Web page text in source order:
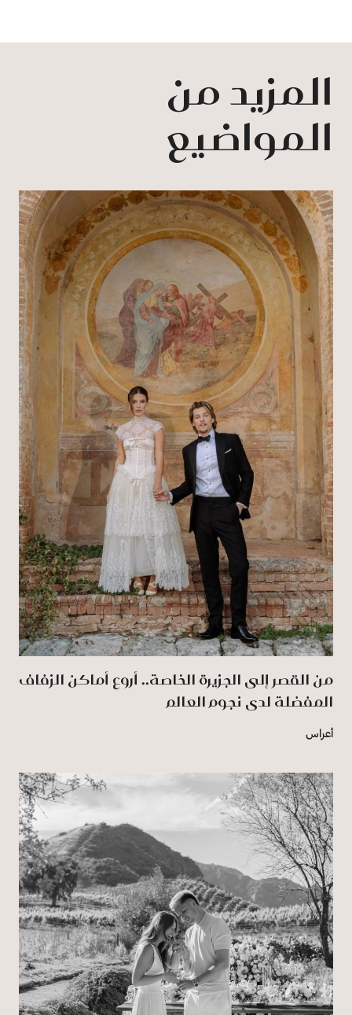
المزيد من
المواضيع
من القصر إلى الجزيرة الخاصة.. أروع أماكن الزفاف
المفضلة لدى نجوم العالم
أعراس